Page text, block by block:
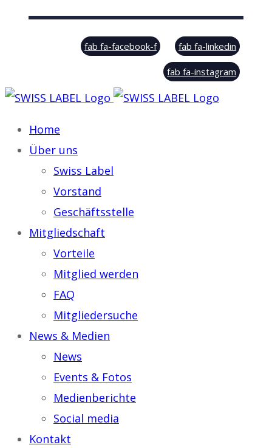
fab fa-facebook-f fab fa-linkedin
fab fa-instagram
Home
Über uns
Swiss Label
Vorstand
Geschäftsstelle
Mitgliedschaft
Vorteile
Mitglied werden
FAQ
Mitgliedersuche
News & Medien
News
Events & Fotos
Medienberichte
Social media
Kontakt